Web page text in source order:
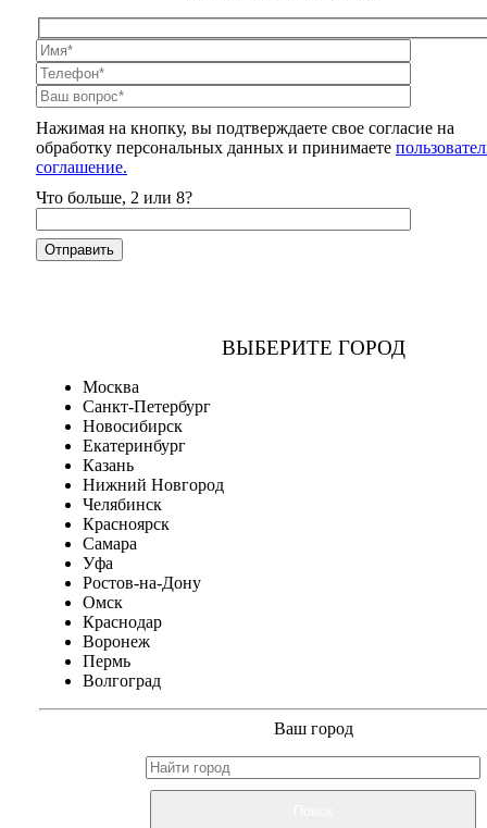
Нажимая на кнопку, вы подтверждаете свое согласие на
обработку персональных данных и принимаете
соглашение.
Что больше, 2 или 8?
ВЫБЕРИТЕ ГОРОД
Москва
Санкт-Петербург
Новосибирск
Екатеринбург
Казань
Нижний Новгород
Челябинск
Красноярск
Самара
Уфа
Ростов-на-Дону
Омск
Краснодар
Воронеж
Пермь
Волгоград
Ваш город